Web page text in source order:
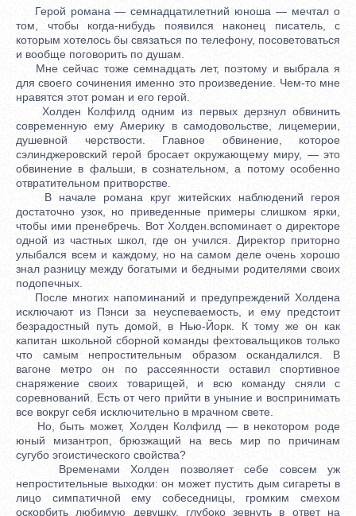
Герой романа — семнадцатилетний юноша — мечтал о
том, чтобы когда-нибудь появился наконец писатель, с
которым хотелось бы связаться по телефону, посоветоваться
и вообще поговорить по душам.
Мне сейчас тоже семнадцать лет, поэтому и выбрала я
для своего сочинения именно это произведение. Чем-то мне
нравятся этот роман и его герой.
Холден Колфилд одним из первых дерзнул обвинить
современную ему Америку в самодовольстве, лицемерии,
душевной черствости. Главное обвинение, которое
сэлинджеровский герой бросает окружающему миру, — это
обвинение в фальши, в сознательном, а потому особенно
отвратительном притворстве.
В начале романа круг житейских наблюдений героя
достаточно узок, но приведенные примеры слишком ярки,
чтобы ими пренебречь. Вот Холден.вспоминает о директоре
одной из частных школ, где он учился. Директор приторно
улыбался всем и каждому, но на самом деле очень хорошо
знал разницу между богатыми и бедными родителями своих
подопечных.
После многих напоминаний и предупреждений Холдена
исключают из Пэнси за неуспеваемость, и ему предстоит
безрадостный путь домой, в Нью-Йорк. К тому же он как
капитан школьной сборной команды фехтовальщиков только
что самым непростительным образом оскандалился. В
вагоне метро он по рассеянности оставил спортивное
снаряжение своих товарищей, и всю команду сняли с
соревнований. Есть от чего прийти в уныние и воспринимать
все вокруг себя исключительно в мрачном свете.
Но, быть может, Холден Колфилд — в некотором роде
юный мизантроп, брюзжащий на весь мир по причинам
сугубо эгоистического свойства?
Временами Холден позволяет себе совсем уж
непростительные выходки: он может пустить дым сигареты в
лицо симпатичной ему собеседницы, громким смехом
оскорбить любимую девушку, глубоко зевнуть в ответ на